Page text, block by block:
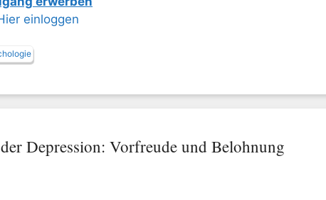
einloggen
Depression: Vorfreude und Belohnung